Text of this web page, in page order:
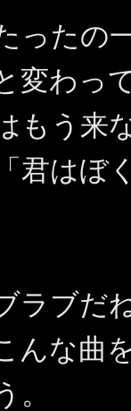
ったの
変わっ
もう来
君はぼ
ラブだ
んな曲
。